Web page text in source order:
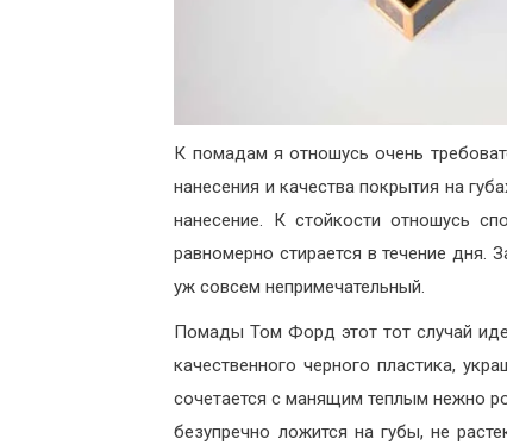
К помадам я отношусь очень
нанесения и качества покрытия на
нанесение. К стойкости отношусь
равномерно стирается в течение дня.
уж совсем непримечательный.
Помады Том Форд этот тот случай
качественного черного пластика,
сочетается с манящим теплым нежно
безупречно ложится на губы, не